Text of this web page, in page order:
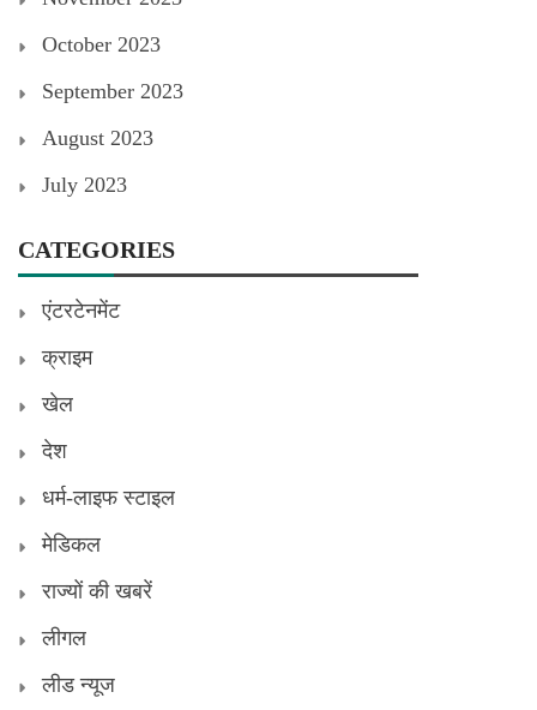
October 2023
September 2023
August 2023
July 2023
CATEGORIES
एंटरटेनमेंट
क्राइम
खेल
देश
धर्म-लाइफ स्टाइल
मेडिकल
राज्यों की खबरें
लीगल
लीड न्यूज